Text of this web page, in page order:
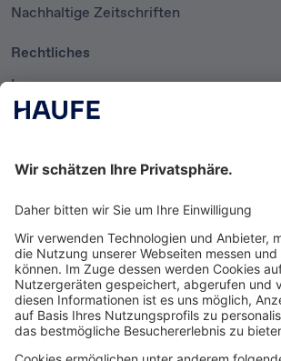
Nachhaltige Zeitschriften
Rechtliches
Impressum
Datenschutzerklärung
AGB
Newsletter
Media News
Haufe Media Sales
Alle Werbeformen, Werbeträger und